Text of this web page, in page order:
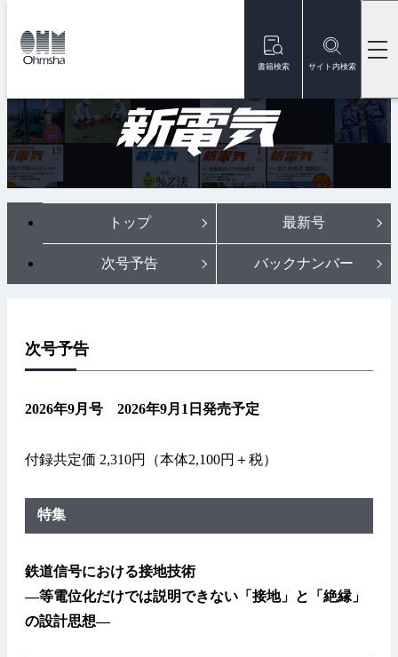
書籍検索 サイト内検索
トップ
トップ 最新号
次号予告 バックナンバー
次号予告
2026年9月号 2026年9月1日発売予定
付録共定価 2,310円（本体2,100円＋税）
特集
鉄道信号における接地技術
—等電位化だけでは説明できない「接地」と「絶縁」
の設計思想—